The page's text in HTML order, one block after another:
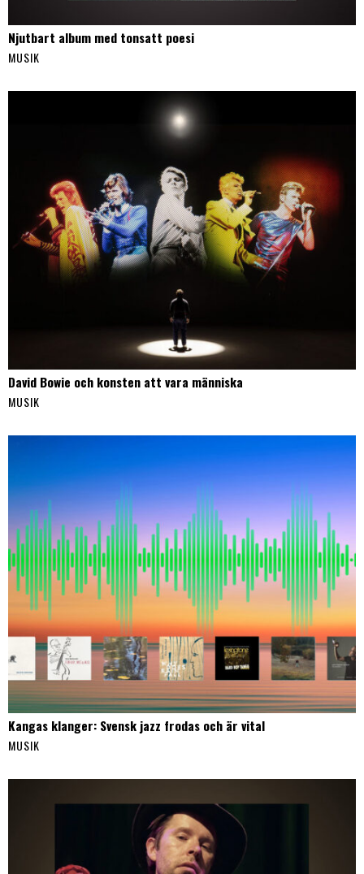
Njutbart album med tonsatt poesi
MUSIK
David Bowie och konsten att vara människa
MUSIK
Kangas klanger: Svensk jazz frodas och är vital
MUSIK